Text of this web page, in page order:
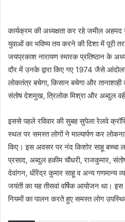
कार्यक्रम की अध्यक्षता कर रहे जमील
युवाओं का भविष्य तय करने की दिशा में पूरी
जयप्रकाश नारायण स्मारक प्रतिष्ठान के
दौर में उनके द्वारा किए गए 1974 जैसे
लोकतंत्र बचेगा, किसान बचेगा और तानाशाही
संतोष देशमुख, त्रिलोक मिश्रा और अब्दुल
इससे पहले रविवार की सुबह सुपेला रेलवे
स्थल पर समस्त लोगों ने माल्यार्पण कर
किए। इस अवसर पर नंद किशोर साहू बच्चा
प्रसाद, अब्दुल हकीम चौधरी, राजकुमार,
देवांगन, धीरेंद्र कुमार साहू व अन्य गणमान्य
जयंती का यह तीसवां वर्षिक आयोजन था।
नियमों का पालन करते हुए समस्त लोग